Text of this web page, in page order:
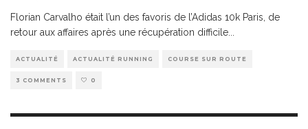
Florian Carvalho était l’un des favoris de l’Adidas 10k Paris, de
retour aux affaires après une récupération difficile
ACTUALITÉ ACTUALITÉ RUNNING COURSE SUR ROUTE
3 COMMENTS 0